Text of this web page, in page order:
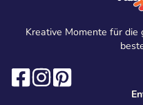
Kreative Momente für die